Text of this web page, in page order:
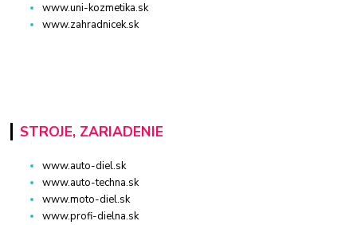
www.uni-kozmetika.sk
www.zahradnicek.sk
STROJE, ZARIADENIE
www.auto-diel.sk
www.auto-techna.sk
www.moto-diel.sk
www.profi-dielna.sk